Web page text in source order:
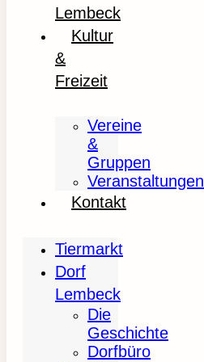
Lembeck
Kultur
&
Freizeit
Vereine
&
Gruppen
Veranstaltungen
Kontakt
Tiermarkt
Dorf
Lembeck
Die
Geschichte
Dorfbüro